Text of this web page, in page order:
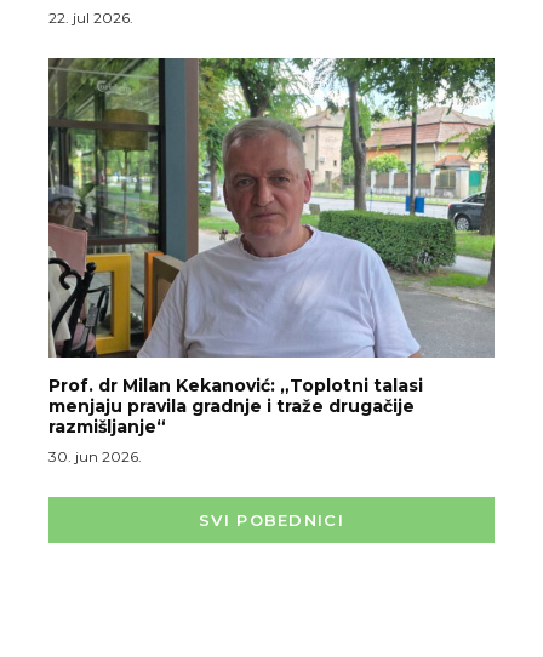
22. jul 2026.
Prof. dr Milan Kekanović: „Toplotni talasi
menjaju pravila gradnje i traže drugačije
razmišljanje“
30. jun 2026.
SVI POBEDNICI